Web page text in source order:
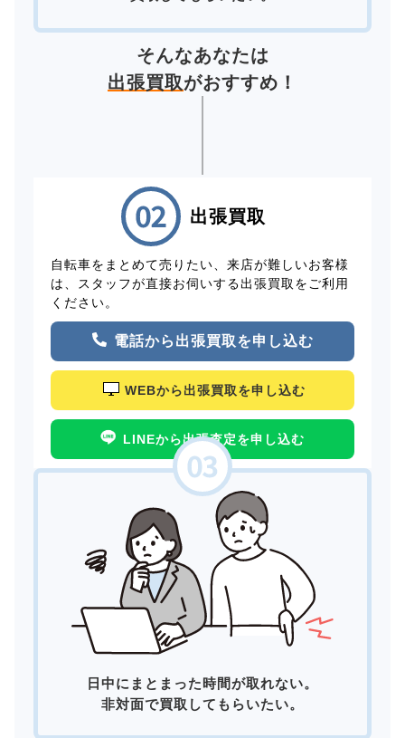
そんなあなたは
出張買取がおすすめ！
出張買取
自転車をまとめて売りたい、来店が難しいお客様
は、スタッフが直接お伺いする出張買取をご利用
ください。
電話から出張買取を申し込む
WEBから出張買取を申し込む
LINEから出張査定を申し込む
日中にまとまった時間が取れない。
非対面で買取してもらいたい。